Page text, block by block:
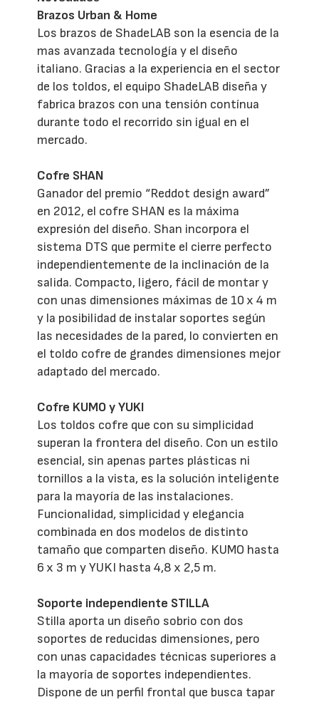
Brazos Urban & Home
Los brazos de ShadeLAB son la esencia de la
mas avanzada tecnología y el diseño
italiano. Gracias a la experiencia en el sector
de los toldos, el equipo ShadeLAB diseña y
fabrica brazos con una tensión contínua
durante todo el recorrido sin igual en el
mercado.
Cofre SHAN
Ganador del premio “Reddot design award”
en 2012, el cofre SHAN es la máxima
expresión del diseño. Shan incorpora el
sistema DTS que permite el cierre perfecto
independientemente de la inclinación de la
salida. Compacto, ligero, fácil de montar y
con unas dimensiones máximas de 10 x 4 m
y la posibilidad de instalar soportes según
las necesidades de la pared, lo convierten en
el toldo cofre de grandes dimensiones mejor
adaptado del mercado.
Cofre KUMO y YUKI
Los toldos cofre que con su simplicidad
superan la frontera del diseño. Con un estilo
esencial, sin apenas partes plásticas ni
tornillos a la vista, es la solución inteligente
para la mayoría de las instalaciones.
Funcionalidad, simplicidad y elegancia
combinada en dos modelos de distinto
tamaño que comparten diseño. KUMO hasta
6 x 3 m y YUKI hasta 4,8 x 2,5 m.
Soporte independiente STILLA
Stilla aporta un diseño sobrio con dos
soportes de reducidas dimensiones, pero
con unas capacidades técnicas superiores a
la mayoría de soportes independientes.
Dispone de un perfil frontal que busca tapar